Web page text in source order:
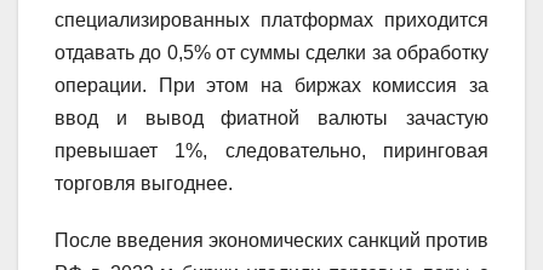
специализированных платформах приходится
отдавать до 0,5% от суммы сделки за обработку
операции. При этом на биржах комиссия за
ввод и вывод фиатной валюты зачастую
превышает 1%, следовательно, пиринговая
торговля выгоднее.
После введения экономических санкций против